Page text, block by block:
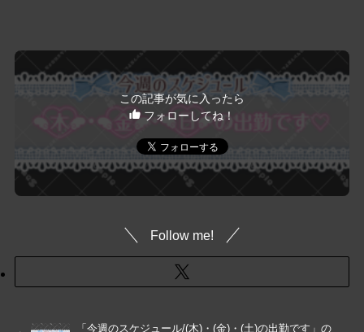
この記事が気に入ったら
フォローしてね！
Follow me!
「今週のスケジュール/(木)・(金)・(土)の出勤です」の